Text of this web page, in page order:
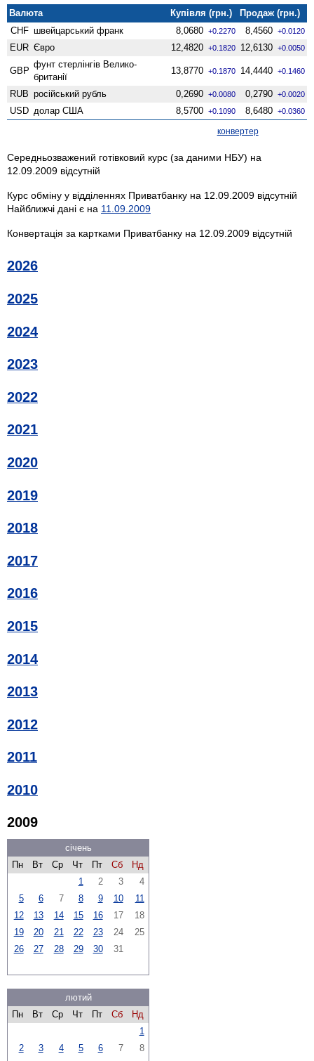
Валюта Купівля (грн.)
Продаж (грн.)
CHF швейцарський франк 8,0680 +0.2270 8,4560 +0.0120
EUR Євро 12,4820 +0.1820 12,6130 +0.0050
GBP
фунт стерлінгів Велико­
британії
13,8770 +0.1870 14,4440 +0.1460
RUB російський рубль 0,2690 +0.0080 0,2790 +0.0020
USD долар США 8,5700 +0.1090 8,6480 +0.0360
конвертер
Середньозважений готівковий курс (за даними НБУ) на
12.09.2009 відсутній
Курс обміну у відділеннях Приватбанку на 12.09.2009 відсутній
Найближчі дані є на 11.09.2009
Конвертація за картками Приватбанку на 12.09.2009 відсутній
2026
2025
2024
2023
2022
2021
2020
2019
2018
2017
2016
2015
2014
2013
2012
2011
2010
2009
січень
Пн
Вт Ср Чт Пт Сб
Нд
1
2 3
4
5
6 7 8 9 10
11
12
13 14 15 16 17
18
19
20 21 22 23 24
25
26
27 28 29 30 31
лютий
Пн
Вт Ср Чт Пт Сб
Нд
1
2
3 4 5 6 7
8